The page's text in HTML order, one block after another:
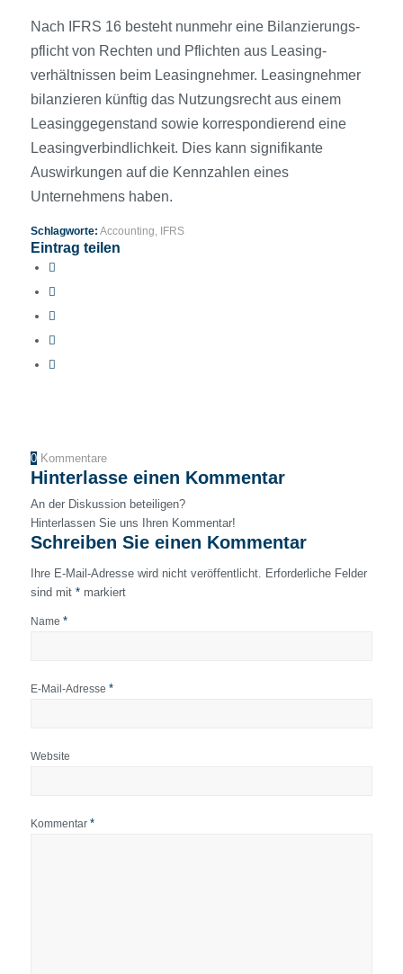
Nach IFRS 16 besteht nunmehr eine Bilanzierungs­
pflicht von Rechten und Pflichten aus Leasing­
verhältnissen beim Leasingnehmer. Leasingnehmer
bilanzieren künftig das Nutzungs­recht aus einem
Leasinggegenstand sowie korrespondierend eine
Leasingverbindlichkeit. Dies kann signifikante
Auswirkungen auf die Kennzahlen eines
Unternehmens haben.
Schlagworte: Accounting IFRS
Eintrag teilen
0 Kommentare
Hinterlasse einen Kommentar
An der Diskussion beteiligen?
Hinterlassen Sie uns Ihren Kommentar!
Schreiben Sie einen Kommentar
Ihre E-Mail-Adresse wird nicht veröffentlicht. Erforderliche Felder
sind mit *markiert
Name *
E-Mail-Adresse *
Website
Kommentar *